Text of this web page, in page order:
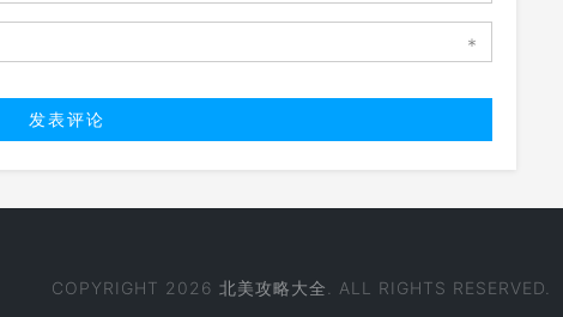
*
COPYRIGHT 2026 北美攻略大全 . ALL RIGHTS RESERVED.